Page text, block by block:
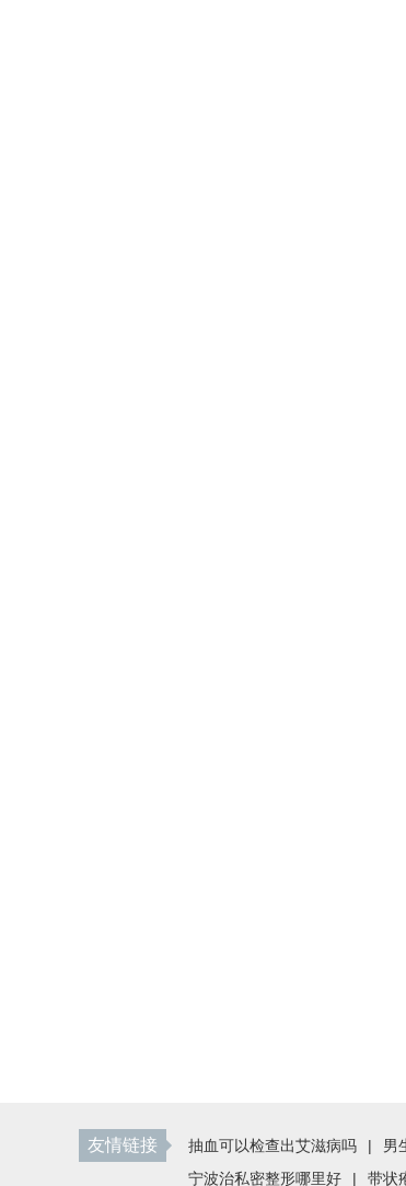
友情链接 抽血可以检查出艾滋病吗 | 男
宁波治私密整形哪里好
| 带状